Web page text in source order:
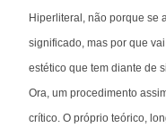
Hiperliteral, não porque se
significado, mas por que
estético que tem diante de
Ora, um procedimento
crítico. O próprio teórico,